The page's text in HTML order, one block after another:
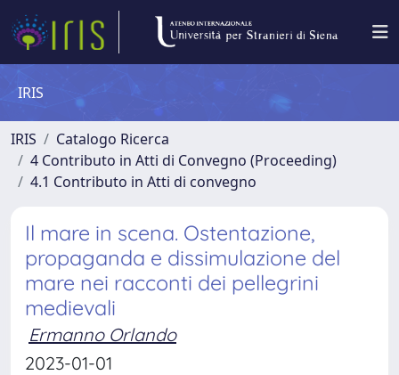
IRIS
IRIS
Catalogo Ricerca
4 Contributo in Atti di Convegno (Proceeding)
4.1 Contributo in Atti di convegno
Il mare in scena. Ostentazione,
propaganda e dissimulazione del
mare nei racconti dei pellegrini
medievali
Ermanno Orlando
2023-01-01